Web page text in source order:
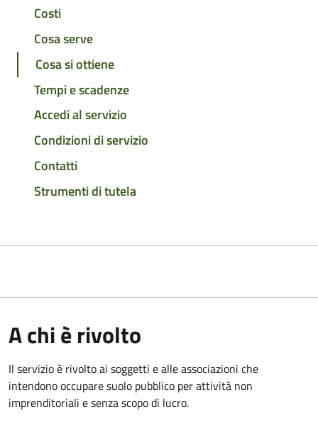
Costi
Cosa serve
Cosa si ottiene
Tempi e scadenze
Accedi al servizio
Condizioni di servizio
Contatti
Strumenti di tutela
A chi è rivolto
Il servizio è rivolto ai soggetti e alle associazioni che
intendono occupare suolo pubblico per attività non
imprenditoriali e senza scopo di lucro.